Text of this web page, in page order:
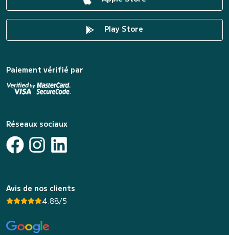
Play Store
Paiement vérifié par
Réseaux sociaux
Avis de nos clients
4.88/5